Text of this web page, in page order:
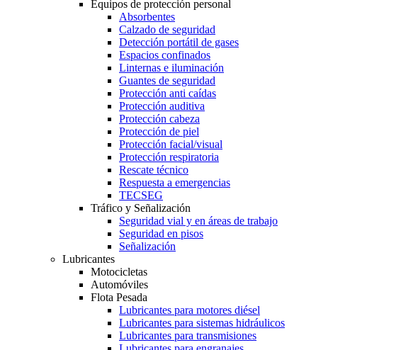
Equipos de protección personal
Absorbentes
Calzado de seguridad
Detección portátil de gases
Espacios confinados
Linternas e iluminación
Guantes de seguridad
Protección anti caídas
Protección auditiva
Protección cabeza
Protección de piel
Protección facial/visual
Protección respiratoria
Rescate técnico
Respuesta a emergencias
TECSEG
Tráfico y Señalización
Seguridad vial y en áreas de trabajo
Seguridad en pisos
Señalización
Lubricantes
Motocicletas
Automóviles
Flota Pesada
Lubricantes para motores diésel
Lubricantes para sistemas hidráulicos
Lubricantes para transmisiones